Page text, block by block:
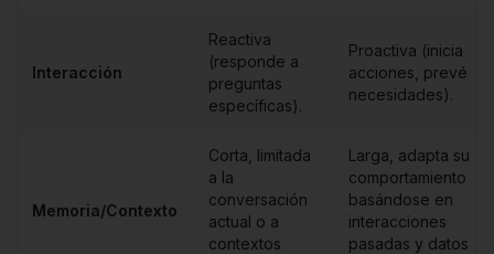
Interacción
Reactiva
(responde a
preguntas
específicas).
Proactiva (inicia
acciones, prevé
necesidades).
Memoria/Contexto
Corta, limitada
a la
conversación
actual o a
contextos
Larga, adapta su
comportamiento
basándose en
interacciones
pasadas y datos